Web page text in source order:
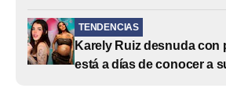
TENDENCIAS
Karely Ruiz desnuda con
está a días de conocer a